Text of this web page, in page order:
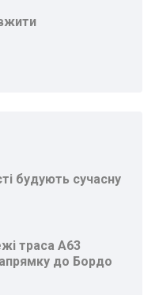
будують сучасну
траса A63
до Бордо